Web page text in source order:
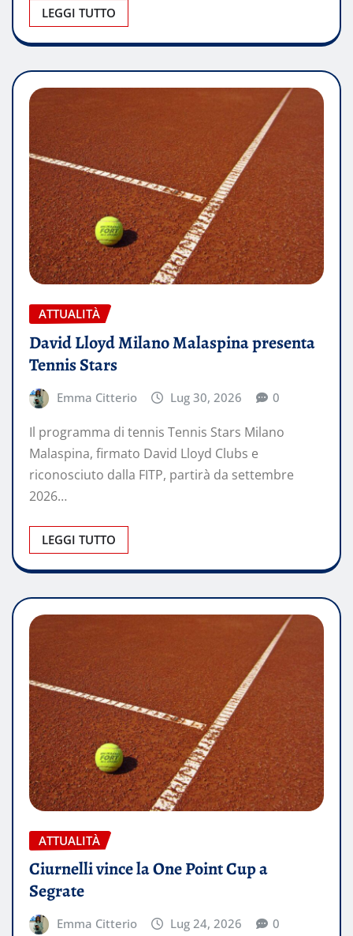
LEGGI TUTTO
ATTUALITÀ
David Lloyd Milano Malaspina presenta
Tennis Stars
Emma Citterio Lug 30, 2026 0
Il programma di tennis Tennis Stars Milano
Malaspina, firmato David Lloyd Clubs e
riconosciuto dalla FITP, partirà da settembre
2026…
LEGGI TUTTO
ATTUALITÀ
Ciurnelli vince la One Point Cup a
Segrate
Emma Citterio Lug 24, 2026 0